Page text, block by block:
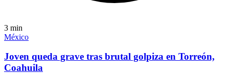
3 min
México
Joven queda grave tras brutal golpiza en Torreón,
Coahuila